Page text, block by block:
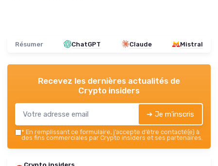
Résumer ChatGPT Claude Mistral
Recevez les dernières actualités de
Crypto insiders
➔ Je m'inscris
* En remplissant ce formulaire, j’accepte d’être contacté(e) à
des fins commerciales par Crypto insiders et ses partenaires.